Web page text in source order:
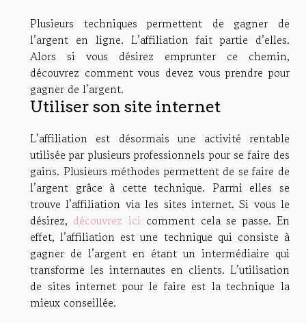
Plusieurs techniques permettent de gagner de
l’argent en ligne. L’affiliation fait partie d’elles.
Alors si vous désirez emprunter ce chemin,
découvrez comment vous devez vous prendre pour
gagner de l’argent.
Utiliser son site internet
L’affiliation est désormais une activité rentable
utilisée par plusieurs professionnels pour se faire des
gains. Plusieurs méthodes permettent de se faire de
l’argent grâce à cette technique. Parmi elles se
trouve l’affiliation via les sites internet. Si vous le
désirez, découvrez ici comment cela se passe. En
effet, l’affiliation est une technique qui consiste à
gagner de l’argent en étant un intermédiaire qui
transforme les internautes en clients. L’utilisation
de sites internet pour le faire est la technique la
mieux conseillée.